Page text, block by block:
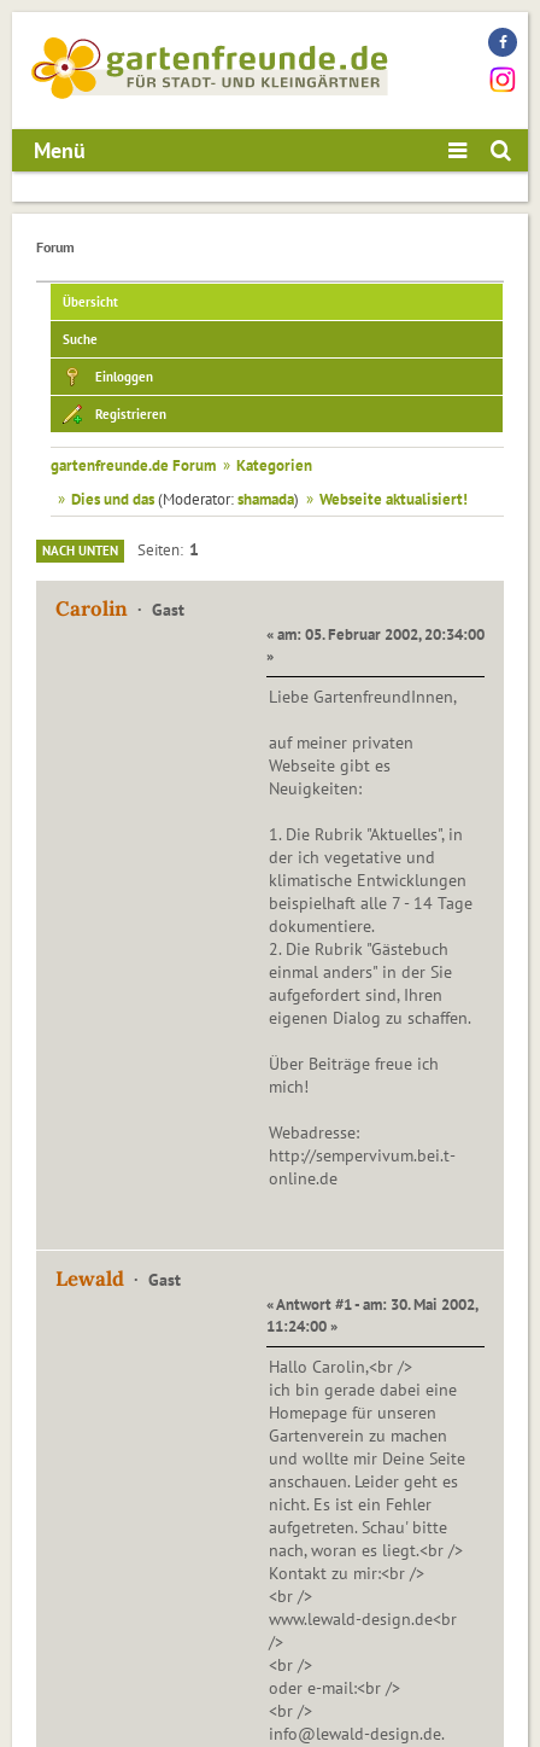
Menü
Forum
Übersicht
Suche
Einloggen
Registrieren
gartenfreunde.de Forum » Kategorien
» Dies und das(Moderator:shamada) » Webseite aktualisiert!
NACH UNTEN Seiten 1
Carolin Gast
« am: 05. Februar 2002, 20:34:00
»
Liebe GartenfreundInnen,
auf meiner privaten
Webseite gibt es
Neuigkeiten:
1. Die Rubrik "Aktuelles", in
der ich vegetative und
klimatische Entwicklungen
beispielhaft alle 7 - 14 Tage
dokumentiere.
2. Die Rubrik "Gästebuch
einmal anders" in der Sie
aufgefordert sind, Ihren
eigenen Dialog zu schaffen.
Über Beiträge freue ich
mich!
Webadresse:
http://sempervivum.bei.t-
online.de
Lewald Gast
« Antwort #1 - am: 30. Mai 2002,
11:24:00 »
Hallo Carolin,<br />
ich bin gerade dabei eine
Homepage für unseren
Gartenverein zu machen
und wollte mir Deine Seite
anschauen. Leider geht es
nicht. Es ist ein Fehler
aufgetreten. Schau' bitte
nach, woran es liegt.<br />
Kontakt zu mir:<br />
<br />
www.lewald-design.de<br
/>
<br />
oder e-mail:<br />
<br />
info@lewald-design.de.